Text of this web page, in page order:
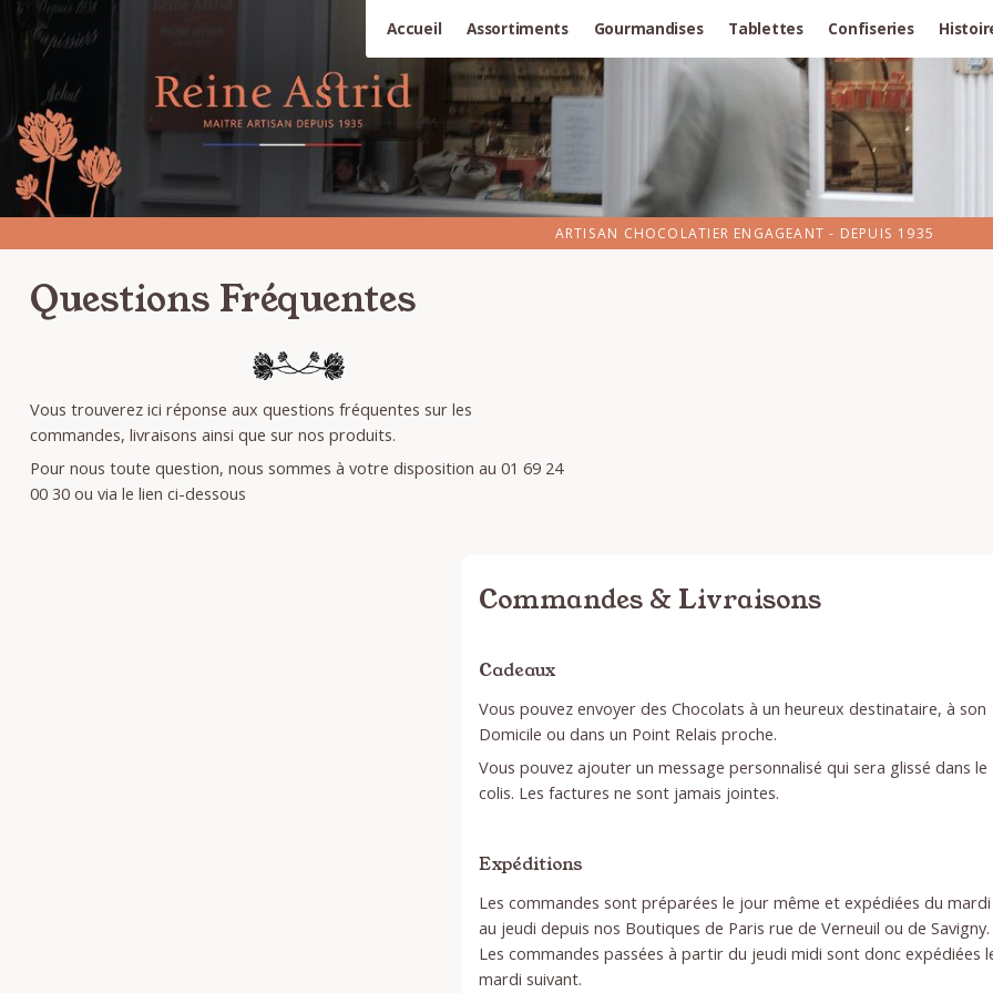
Accueil Assortiments Gourmandises Tablettes Confiseries
ARTISAN CHOCOLATIER ENGAGEANT - DEPUIS 1935
Questions Fréquentes
Vous trouverez ici réponse aux questions fréquentes sur les
commandes, livraisons ainsi que sur nos produits.
Pour nous toute question, nous sommes à votre disposition au 01 69 24
00 30 ou via le lien ci-dessous
Commandes & Livraisons
Cadeaux
Vous pouvez envoyer des Chocolats à un heureux destinataire, à son
Domicile ou dans un Point Relais proche.
Vous pouvez ajouter un message personnalisé qui sera glissé dans le
colis. Les factures ne sont jamais jointes.
Expéditions
Les commandes sont préparées le jour même et expédiées du mardi
au jeudi depuis nos Boutiques de Paris rue de Verneuil ou de Savigny.
Les commandes passées à partir du jeudi midi sont donc expédiées
mardi suivant.